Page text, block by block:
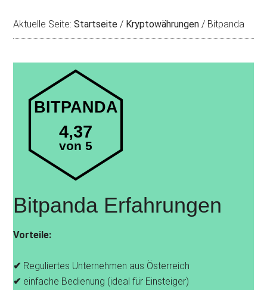
Aktuelle Seite:Startseite / Kryptowährungen / Bitpanda
BITPANDA
4,37
von 5
Bitpanda Erfahrungen
Vorteile:
✔ Reguliertes Unternehmen aus Österreich
✔ einfache Bedienung (ideal für Einsteiger)